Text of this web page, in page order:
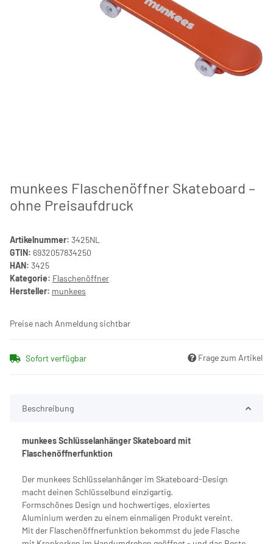
munkees Flaschenöffner Skateboard –
ohne Preisaufdruck
Artikelnummer: 3425NL
GTIN: 6932057834250
HAN: 3425
Kategorie: Flaschenöffner
Hersteller: munkees
Preise nach Anmeldung sichtbar
Sofort verfügbar Frage zum Artikel
Beschreibung
munkees Schlüsselanhänger Skateboard mit
Flaschenöffnerfunktion
Der munkees Schlüsselanhänger im Skateboard-Design
macht deinen Schlüsselbund einzigartig.
Formschönes Design und hochwertiges, eloxiertes
Aluminium werden zu einem einmaligen Produkt vereint.
Mit der Flaschenöffnerfunktion bekommst du jede Flasche